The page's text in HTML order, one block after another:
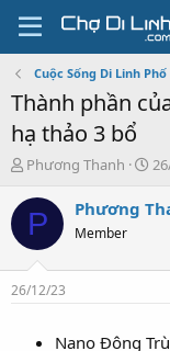
Cuộc Sống Di Linh Phố
Thành phần
hạ thảo 3 bổ
T
r
a
s
t
Phương Thanh
N
à
P Phương
Member
26/12/23
Nano Đông